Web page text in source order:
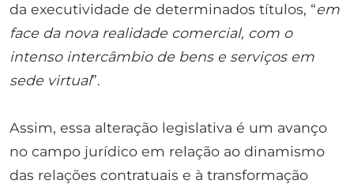
da executividade de determinados títulos, “em
face da nova realidade comercial, com o
intenso intercâmbio de bens e serviços em
sede virtual”.
Assim, essa alteração legislativa é um avanço
no campo jurídico em relação ao dinamismo
das relações contratuais e à transformação